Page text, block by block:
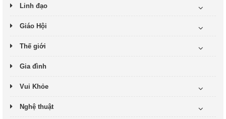
Linh đạo
Giáo Hội
Thế giới
Gia đình
Vui Khỏe
Nghệ thuật